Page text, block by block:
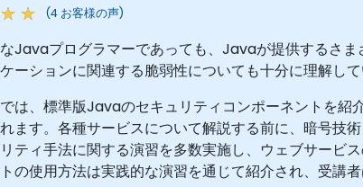
(4 お客様の声)
Javaプログラマーであっても、Javaが提供するさ
ーションに関連する脆弱性についても十分に理解して
は、標準版Javaのセキュリティコンポーネントを
ます。各種サービスについて解説する前に、暗号技
ティ手法に関する演習を多数実施し、ウェブサービ
の使用方法は実践的な演習を通じて紹介され、受講